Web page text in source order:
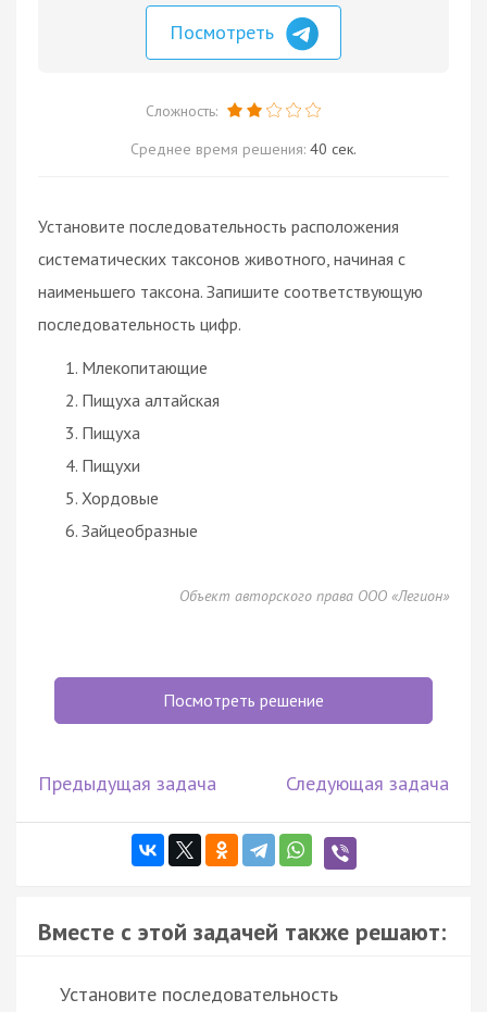
Посмотреть
Сложность:
Среднее время решения: 40 сек.
Установите последовательность расположения
систематических таксонов животного, начиная с
наименьшего таксона. Запишите соответствующую
последовательность цифр.
Млекопитающие
Пищуха алтайская
Пищуха
Пищухи
Хордовые
Зайцеобразные
Объект авторского права ООО «Легион»
Посмотреть решение
Предыдущая задача Следующая задача
Вместе с этой задачей также решают:
Установите последовательность